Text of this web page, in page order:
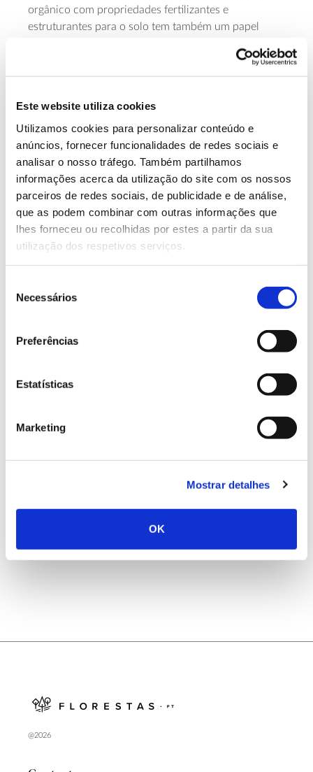
Este website utiliza cookies
Utilizamos cookies para personalizar conteúdo e
anúncios, fornecer funcionalidades de redes sociais e
analisar o nosso tráfego. Também partilhamos
informações acerca da utilização do site com os nossos
parceiros de redes sociais, de publicidade e de análise,
que as podem combinar com outras informações que
lhes forneceu ou recolhidas por estes a partir da sua
utilização dos respetivos serviços.
Necessários
Preferências
Estatísticas
Marketing
Mostrar detalhes
OK
orgânico com propriedades fertilizantes e
estruturantes para o solo tem também um papel
tornando os ecossistemas mais resilientes e
mitigando as alterações climáticas. Seguindo a
2020), esta formação da LPN – Liga para a
Conservação da Natureza destina-se a formadores e
professores e tem o custo de 25 euros. A inscrição é
feitaonline.
Saiba mais sobre esta formação
13.07.2026
conhecer para conservar
Registar galhas de Trichi em acácia-das-espigas:
Natureza e florestas procuram jovens voluntários
@2026